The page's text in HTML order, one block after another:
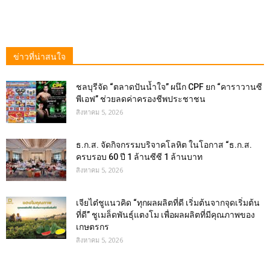
ข่าวที่น่าสนใจ
ชลบุรีจัด “ตลาดปันน้ำใจ” ผนึก CPF ยก “คาราวานซี
พีเอฟ” ช่วยลดค่าครองชีพประชาชน
สิงหาคม 5, 2026
ธ.ก.ส. จัดกิจกรรมบริจาคโลหิต ในโอกาส “ธ.ก.ส.
ครบรอบ 60 ปี 1 ล้านซีซี 1 ล้านบาท
สิงหาคม 5, 2026
เจียไต๋ชูแนวคิด “ทุกผลผลิตที่ดี เริ่มต้นจากจุดเริ่มต้น
ที่ดี” ชูเมล็ดพันธุ์แตงโม เพื่อผลผลิตที่มีคุณภาพของ
เกษตรกร
สิงหาคม 5, 2026